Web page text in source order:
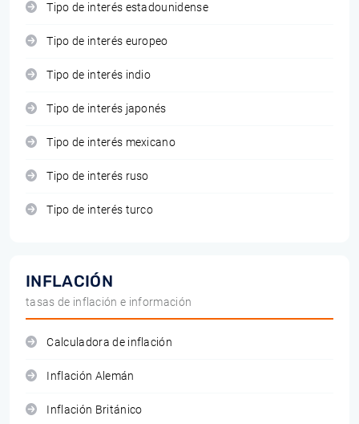
Tipo de interés estadounidense
Tipo de interés europeo
Tipo de interés indio
Tipo de interés japonés
Tipo de interés mexicano
Tipo de interés ruso
Tipo de interés turco
INFLACIÓN
tasas de inflación e información
Calculadora de inflación
Inflación Alemán
Inflación Británico